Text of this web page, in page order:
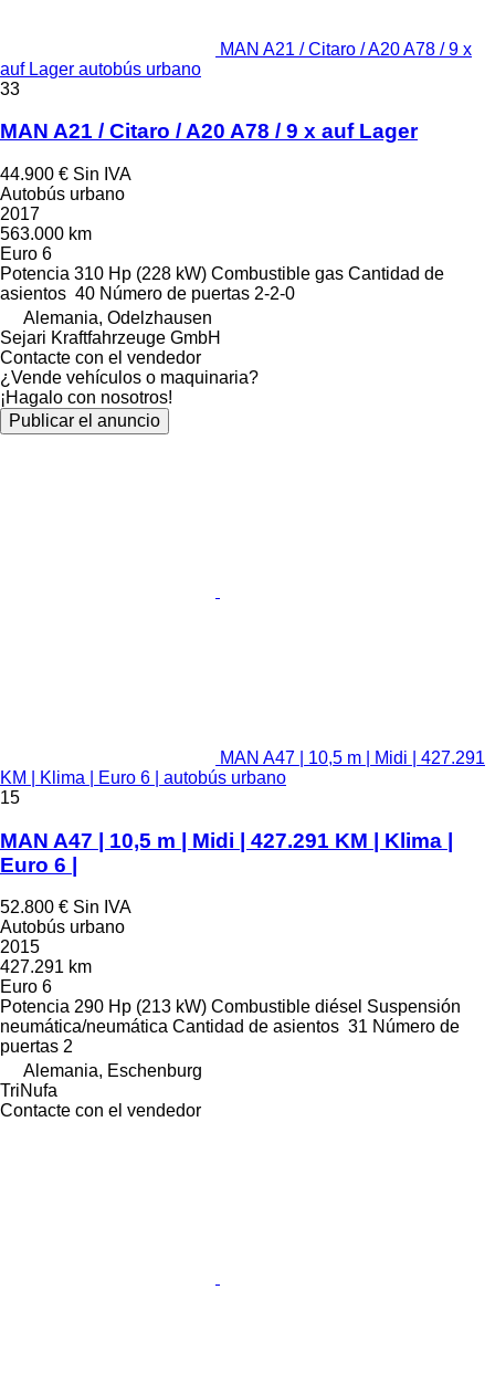
MAN A21 / Citaro / A20 A78 / 9 x
auf Lager autobús urbano
33
MAN A21 / Citaro / A20 A78 / 9 x auf Lager
44.900 € Sin IVA
Autobús urbano
2017
563.000 km
Euro 6
Potencia 310 Hp (228 kW) Combustible gas Cantidad de
asientos 40 Número de puertas 2-2-0
Alemania, Odelzhausen
Sejari Kraftfahrzeuge GmbH
Contacte con el vendedor
¿Vende vehículos o maquinaria?
¡Hagalo con nosotros!
Publicar el anuncio
MAN A47 | 10,5 m | Midi | 427.291
KM | Klima | Euro 6 | autobús urbano
15
MAN A47 | 10,5 m | Midi | 427.291 KM | Klima |
Euro 6 |
52.800 € Sin IVA
Autobús urbano
2015
427.291 km
Euro 6
Potencia 290 Hp (213 kW) Combustible diésel Suspensión
neumática/neumática Cantidad de asientos 31 Número de
puertas 2
Alemania, Eschenburg
TriNufa
Contacte con el vendedor